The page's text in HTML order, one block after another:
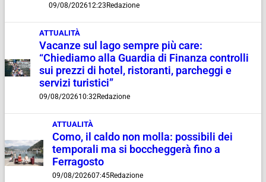
09/08/202612:23 Redazione
ATTUALITÀ
Vacanze sul lago sempre più care:
“Chiediamo alla Guardia di Finanza controlli
sui prezzi di hotel, ristoranti, parcheggi e
servizi turistici”
09/08/202610:32Redazione
ATTUALITÀ
Como, il caldo non molla: possibili dei
temporali ma si boccheggerà fino a
Ferragosto
09/08/202607:45Redazione